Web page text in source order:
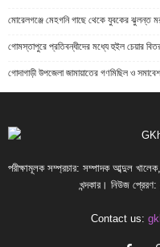
মোরেলগঞ্জে মেহগনি গাছে থেকে যুবকের ঝুলন্ত
গোমস্তাপুরে প্রতিবন্ধীদের মধ্যে হুইল চেয়ার
গোদাগাড়ী উপজেলা জামায়াতের গণমিছিল ও সমাবেশ
পরীক্ষামূলক সম্প্রচার: সম্পাদক আব্দুল
খন্দকার। নিউজ প্রেরণ:
Contact us: